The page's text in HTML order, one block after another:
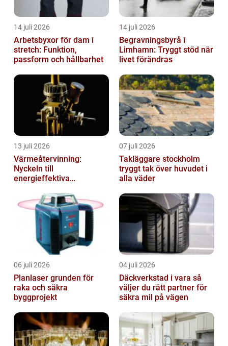
14 juli 2026
Arbetsbyxor för dam i
stretch: Funktion,
passform och hållbarhet
14 juli 2026
Begravningsbyrå i
Limhamn: Tryggt stöd när
livet förändras
13 juli 2026
Värmeåtervinning:
Nyckeln till
energieffektiva
07 juli 2026
Takläggare stockholm
tryggt tak över huvudet i
alla väder
06 juli 2026
Planlaser grunden för
raka och säkra
byggprojekt
04 juli 2026
Däckverkstad i vara så
väljer du rätt partner för
säkra mil på vägen